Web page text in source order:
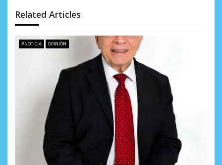
n
d
e
Related Articles
#NOTICIA OPINIÓN